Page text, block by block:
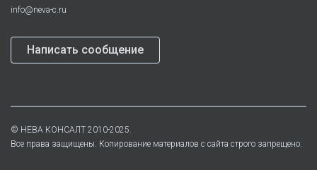
info@neva-c.ru
Написать сообщение
© НЕВА КОНСАЛТ 2010-2025.
Все права защищены. Копирование материалов с сайта строго запрещено.